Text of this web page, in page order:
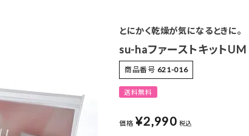
とにかく乾燥が気になるときに。
su-haファーストキットUM
商品番号 621-016
送料無料
価格 ¥2,990 税込